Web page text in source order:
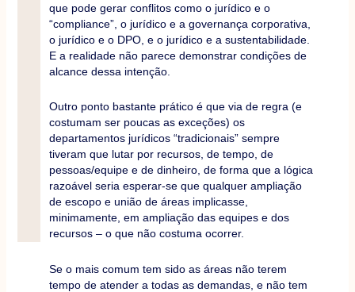
que pode gerar conflitos como o jurídico e o
“compliance”, o jurídico e a governança corporativa,
o jurídico e o DPO, e o jurídico e a sustentabilidade.
E a realidade não parece demonstrar condições de
alcance dessa intenção.
Outro ponto bastante prático é que via de regra (e
costumam ser poucas as exceções) os
departamentos jurídicos “tradicionais” sempre
tiveram que lutar por recursos, de tempo, de
pessoas/equipe e de dinheiro, de forma que a lógica
razoável seria esperar-se que qualquer ampliação
de escopo e união de áreas implicasse,
minimamente, em ampliação das equipes e dos
recursos – o que não costuma ocorrer.
Se o mais comum tem sido as áreas não terem
tempo de atender a todas as demandas, e não tem